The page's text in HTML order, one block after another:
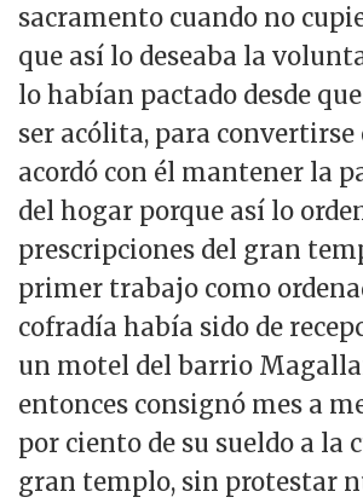
sacramento cuando no
que así lo deseaba la
lo habían pactado desde
ser acólita, para convertirse
acordó con él mantener la
del hogar porque así lo
prescripciones del gran
primer trabajo como
cofradía había sido de
un motel del barrio
entonces consignó mes a
por ciento de su sueldo a la
gran templo, sin protestar